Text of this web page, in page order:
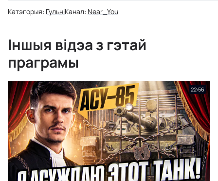
Катэгорыя: ГульніКанал: Near_You
Іншыя відэа з гэтай
праграмы
22:56